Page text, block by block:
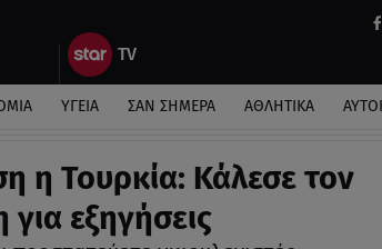
ΥΓΕΙΑ ΣΑΝ ΣΗΜΕΡΑ ΑΘΛΗΤΙΚΑ
η Τουρκία: Κάλεσε τον
εξηγήσεις